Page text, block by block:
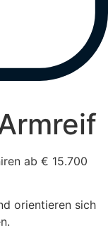
ab € 15.700
orientieren sich